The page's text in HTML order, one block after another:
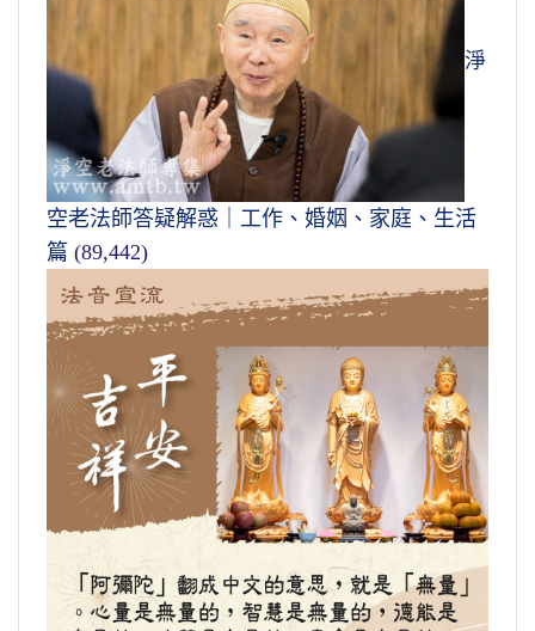
淨
空老法師答疑解惑｜工作、婚姻、家庭、生活
篇 (89,442)